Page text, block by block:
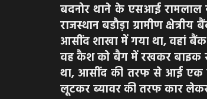
बदनोर थाने के एसआई रामलाल
राजस्थान बडौड़ा ग्रामीण
आसींद शाखा में गया था, वहां
वह कैश को बैग में रखकर बाइक
था, आसींद की तरफ से आई
लूटकर ब्यावर की तरफ कार